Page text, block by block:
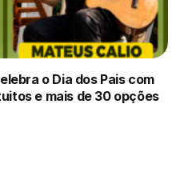
o Dia dos Pais com
e mais de 30 opções